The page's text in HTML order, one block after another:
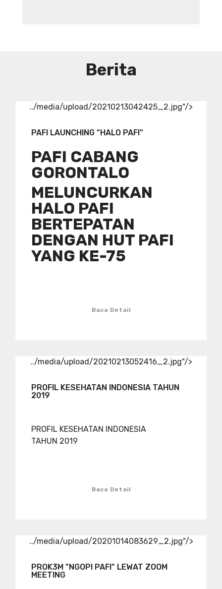
Berita
../media/upload/20210213042425_2.jpg"/>
PAFI LAUNCHING "HALO PAFI"
PAFI CABANG
GORONTALO
MELUNCURKAN
HALO PAFI
BERTEPATAN
DENGAN HUT PAFI
YANG KE-75
Baca Detail
../media/upload/20210213052416_2.jpg"/>
PROFIL KESEHATAN INDONESIA TAHUN
2019
PROFIL KESEHATAN INDONESIA
TAHUN 2019
Baca Detail
../media/upload/20201014083629_2.jpg"/>
PROK3M "NGOPI PAFI" LEWAT ZOOM
MEETING